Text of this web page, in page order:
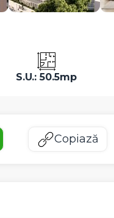
S.U.: 50.5mp
Copiază